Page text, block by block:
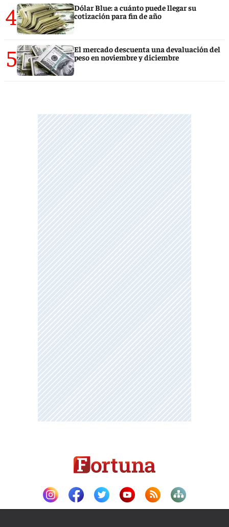
4
Dólar Blue: a cuánto puede llegar su
cotización para fin de año
5
El mercado descuenta una devaluación del
peso en noviembre y diciembre